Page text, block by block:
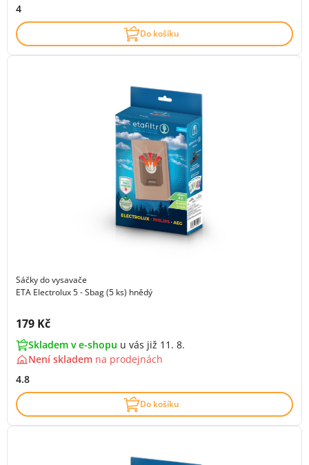
4
Do košíku
Sáčky do vysavače
ETA Electrolux 5 - Sbag (5 ks) hnědý
Cena s DPH:
179 Kč
Skladem v e-shopu u vás již 11. 8.
Není skladem na prodejnách
4.8
Do košíku